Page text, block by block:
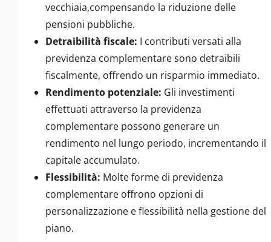
vecchiaia,compensando la riduzione delle
pensioni pubbliche.
Detraibilità fiscale: I contributi versati alla
previdenza complementare sono detraibili
fiscalmente, offrendo un risparmio immediato.
Rendimento potenziale: Gli investimenti
effettuati attraverso la previdenza
complementare possono generare un
rendimento nel lungo periodo, incrementando il
capitale accumulato.
Flessibilità: Molte forme di previdenza
complementare offrono opzioni di
personalizzazione e flessibilità nella gestione del
piano.